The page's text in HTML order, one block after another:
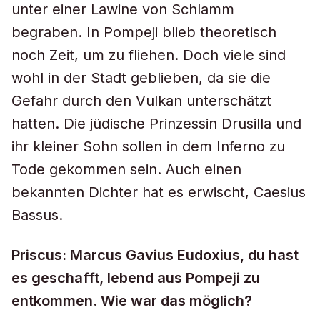
unter einer Lawine von Schlamm
begraben. In Pompeji blieb theoretisch
noch Zeit, um zu fliehen. Doch viele sind
wohl in der Stadt geblieben, da sie die
Gefahr durch den Vulkan unterschätzt
hatten. Die jüdische Prinzessin Drusilla und
ihr kleiner Sohn sollen in dem Inferno zu
Tode gekommen sein. Auch einen
bekannten Dichter hat es erwischt, Caesius
Bassus.
Priscus: Marcus Gavius Eudoxius, du hast
es geschafft, lebend aus Pompeji zu
entkommen. Wie war das möglich?